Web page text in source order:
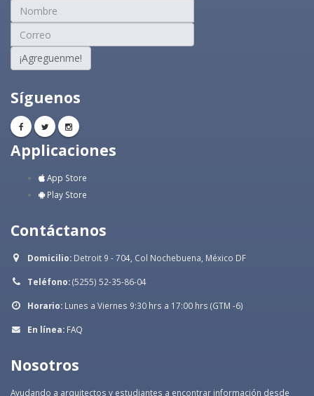
¡Agreguenme!
Síguenos
Applicaciones
App Store
Play Store
Contáctanos
Domicilio: Detroit 9 - 704, Col Nochebuena, México DF
Teléfono:(5255) 52-35-86-04
Horario: Lunes a Viernes 9:30 hrs a 17:00 hrs (GTM -6)
En línea: FAQ
Nosotros
Ayudando a arquitectos y estudiantes a encontrar información desde